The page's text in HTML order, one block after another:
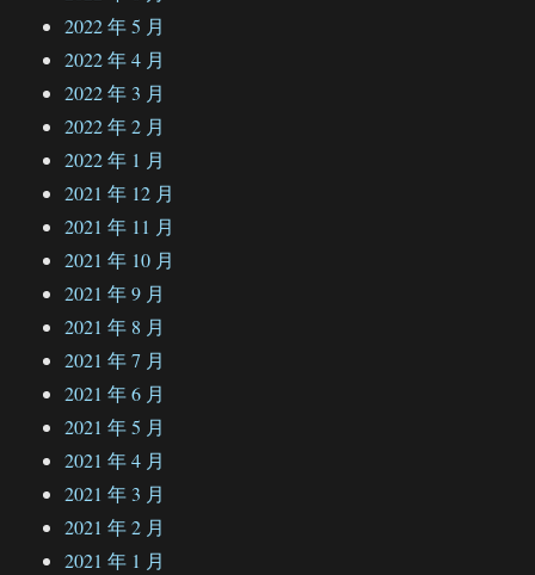
2022 年 5 月
2022 年 4 月
2022 年 3 月
2022 年 2 月
2022 年 1 月
2021 年 12 月
2021 年 11 月
2021 年 10 月
2021 年 9 月
2021 年 8 月
2021 年 7 月
2021 年 6 月
2021 年 5 月
2021 年 4 月
2021 年 3 月
2021 年 2 月
2021 年 1 月